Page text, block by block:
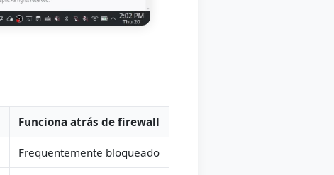
Funciona atrás de firewall
Frequentemente bloqueado